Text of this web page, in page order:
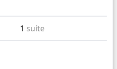
1 suíte